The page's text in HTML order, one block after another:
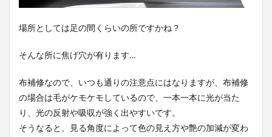
場所としては足の間くらいの所ですかね？
そんな所に焦げ穴が有ります…
布補修なので、いつも通りの注意点にはなりますが、布補修
の場合は毛がケモケモしているので、一本一本に光が当た
り、光の反射や吸収が強く出やすいです。
そうなると、見る角度によって色の見え方や艶の加減が変わ